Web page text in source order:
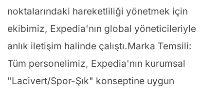
noktalarındaki hareketliliği yönetmek için
ekibimiz, Expedia'nın global yöneticileriyle
anlık iletişim halinde çalıştı.Marka Temsili:
Tüm personelimiz, Expedia'nın kurumsal
"Lacivert/Spor-Şık" konseptine uygun